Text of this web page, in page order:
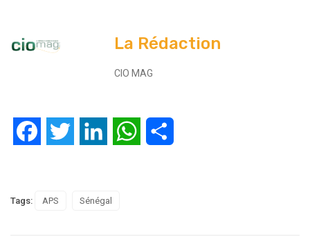
La Rédaction
CIO MAG
FacebookTwitter LinkedIn WhatsApp
Tags: APS Sénégal